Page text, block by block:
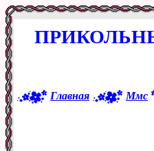
Главная Ммс